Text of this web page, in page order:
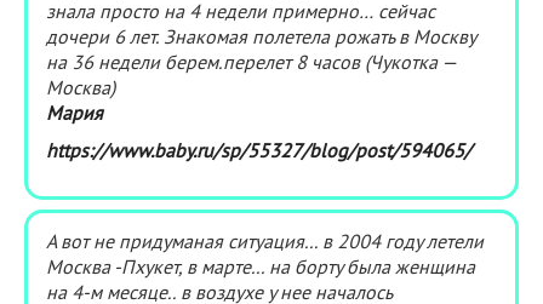
знала просто на 4 недели примерно… сейчас
дочери 6 лет. Знакомая полетела рожать в Москву
на 36 недели берем.перелет 8 часов (Чукотка —
Москва)
Мария
https://www.baby.ru/sp/55327/blog/post/594065/
А вот не придуманая ситуация... в 2004 году летели
Москва -Пхукет, в марте... на борту была женщина
на 4-м месяце.. в воздухе у нее началось